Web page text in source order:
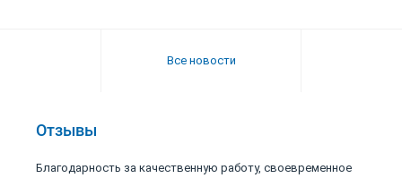
Все новости
Отзывы
Благодарность за качественную работу, своевременное